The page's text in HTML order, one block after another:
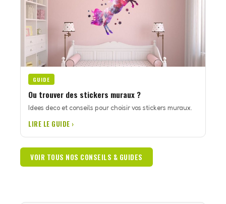
GUIDE
Ou trouver des stickers muraux ?
Idees deco et conseils pour choisir vos stickers muraux.
LIRE LE GUIDE ›
VOIR TOUS NOS CONSEILS & GUIDES